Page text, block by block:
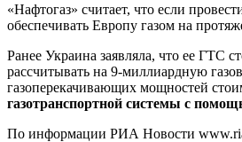
«Нафтогаз» считает, что если
обеспечивать Европу газом на
Ранее Украина заявляла, что ее ГТС
рассчитывать на 9-миллиардную
газоперекачивающих мощностей
газотранспортной системы с
По информации РИА Новости